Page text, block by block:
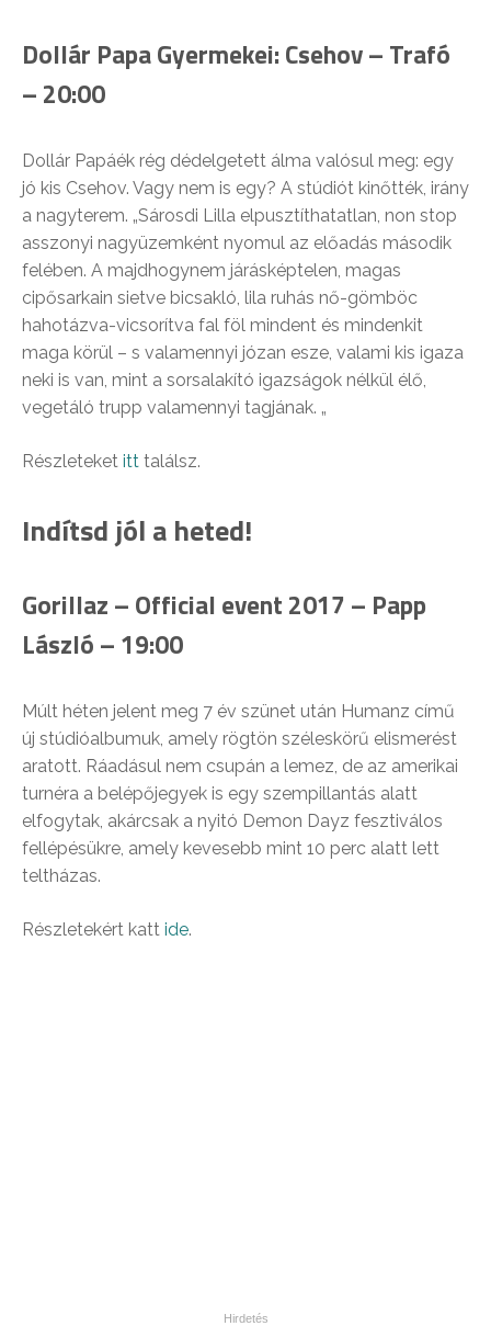
Dollár Papa Gyermekei: Csehov – Trafó
– 20:00
Dollár Papáék rég dédelgetett álma valósul meg: egy
jó kis Csehov. Vagy nem is egy? A stúdiót kinőtték, irány
a nagyterem. „Sárosdi Lilla elpusztíthatatlan, non stop
asszonyi nagyüzemként nyomul az előadás második
felében. A majdhogynem járásképtelen, magas
cipősarkain sietve bicsakló, lila ruhás nő-gömböc
hahotázva-vicsorítva fal föl mindent és mindenkit
maga körül – s valamennyi józan esze, valami kis igaza
neki is van, mint a sorsalakító igazságok nélkül élő,
vegetáló trupp valamennyi tagjának. „
Részleteket itt találsz.
Indítsd jól a heted!
Gorillaz – Official event 2017 – Papp
László – 19:00
Múlt héten jelent meg 7 év szünet után Humanz című
új stúdióalbumuk, amely rögtön széleskörű elismerést
aratott. Ráadásul nem csupán a lemez, de az amerikai
turnéra a belépőjegyek is egy szempillantás alatt
elfogytak, akárcsak a nyitó Demon Dayz fesztiválos
fellépésükre, amely kevesebb mint 10 perc alatt lett
teltházas.
Részletekért katt ide.